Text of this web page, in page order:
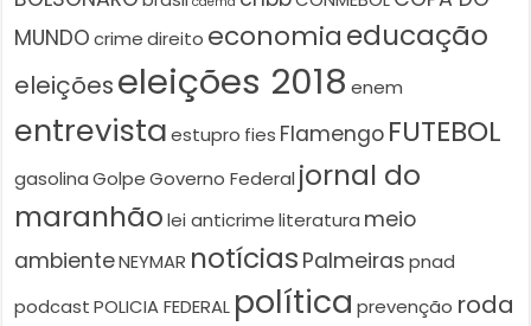
MUNDO crime direito economiaeducação
eleiçõeseleições 2018 enem
entrevista estupro fies Flamengo FUTEBOL
gasolina Golpe Governo Federal jornal do
maranhão lei anticrime literatura meio
ambienteNEYMAR notícias Palmeiras pnad
podcast POLICIA FEDERAL política prevenção roda